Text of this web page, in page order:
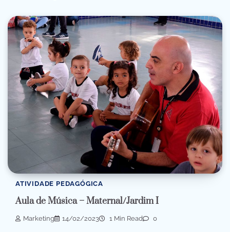
ATIVIDADE PEDAGÓGICA
Aula de Música – Maternal/Jardim I
Marketing 14/02/2023 1 Min Read 0